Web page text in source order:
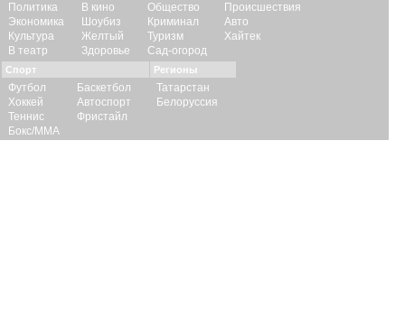
Политика
Экономика
Культура
В театр
В кино
Шоубиз
Желтый
Здоровье
Общество
Криминал
Туризм
Сад-огород
Происшествия
Авто
Хайтек
Спорт
Футбол
Хоккей
Теннис
Бокс/ММА
Баскетбол
Автоспорт
Фристайл
Регионы
Татарстан
Белоруссия